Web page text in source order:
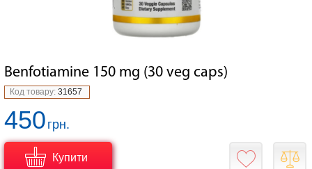
Benfotiamine 150 mg (30 veg caps)
Код товару: 31657
450грн.
Купити